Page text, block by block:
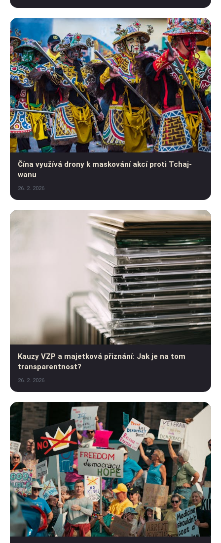
Čína využívá drony k maskování akcí proti Tchaj-
wanu
26. 2. 2026
Kauzy VZP a majetková přiznání: Jak je na tom
transparentnost?
26. 2. 2026